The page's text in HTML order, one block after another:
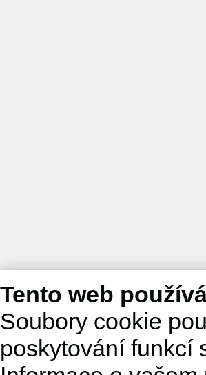
Tento web
Soubory cookie
poskytování funkcí